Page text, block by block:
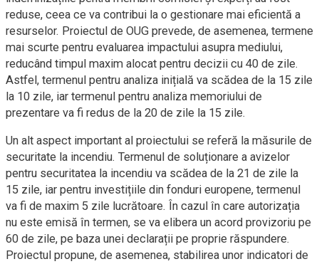
reduse, ceea ce va contribui la o gestionare mai eficientă a
resurselor. Proiectul de OUG prevede, de asemenea, termene
mai scurte pentru evaluarea impactului asupra mediului,
reducând timpul maxim alocat pentru decizii cu 40 de zile.
Astfel, termenul pentru analiza inițială va scădea de la 15 zile
la 10 zile, iar termenul pentru analiza memoriului de
prezentare va fi redus de la 20 de zile la 15 zile.
Un alt aspect important al proiectului se referă la măsurile de
securitate la incendiu. Termenul de soluționare a avizelor
pentru securitatea la incendiu va scădea de la 21 de zile la
15 zile, iar pentru investițiile din fonduri europene, termenul
va fi de maxim 5 zile lucrătoare. În cazul în care autorizația
nu este emisă în termen, se va elibera un acord provizoriu pe
60 de zile, pe baza unei declarații pe proprie răspundere.
Proiectul propune, de asemenea, stabilirea unor indicatori de